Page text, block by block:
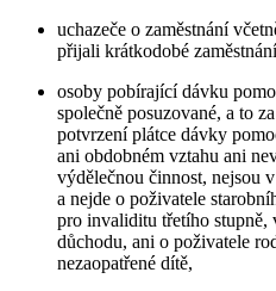
uchazeče o zaměstnání
přijali krátkodobé
osoby pobírající dávku
společně posuzované, a to
potvrzení plátce dávky
ani obdobném vztahu ani
výdělečnou činnost, nejsou
a nejde o poživatele
pro invaliditu třetího stupně,
důchodu, ani o poživatele
nezaopatřené dítě,